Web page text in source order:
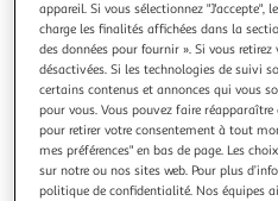
ALIENOR, FILLE DE
Séverine
Et c'est ainsi qu'Aliénor et son
appareil. Si vous sélectionnez "J'accepte",
charge les finalités affichées dans la
des données pour fournir ». Si vous
désactivées. Si les technologies de suivi
certains contenus et annonces qui vous
pour vous. Vous pouvez faire
pour retirer votre consentement à tout
mes préférences" en bas de page. Les
sur notre ou nos sites web. Pour plus
politique de confidentialité. Nos équipes